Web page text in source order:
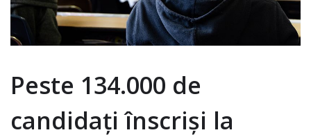
Peste 134.000 de
candidați înscriși la